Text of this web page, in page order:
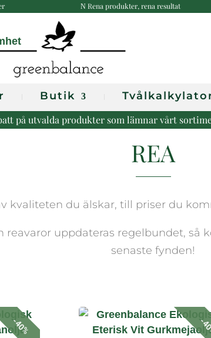
N Rena produkter, rena resultat
Butik
på utvalda produkter som lämnar vårt
REA
kvaliteten du älskar, till priser du
reavaror uppdateras regelbundet, så
senaste fynden!
-40% -